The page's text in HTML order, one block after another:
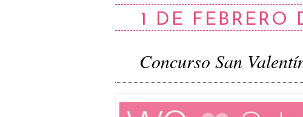
1 DE FEBRERO
Concurso San